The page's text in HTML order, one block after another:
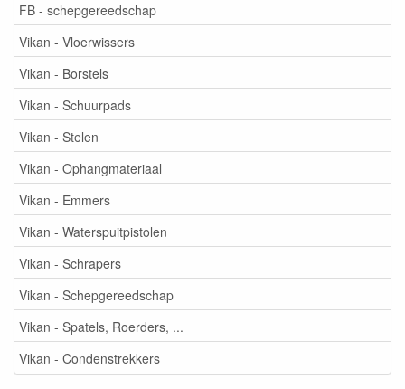
FB - schepgereedschap
Vikan - Vloerwissers
Vikan - Borstels
Vikan - Schuurpads
Vikan - Stelen
Vikan - Ophangmateriaal
Vikan - Emmers
Vikan - Waterspuitpistolen
Vikan - Schrapers
Vikan - Schepgereedschap
Vikan - Spatels, Roerders, ...
Vikan - Condenstrekkers